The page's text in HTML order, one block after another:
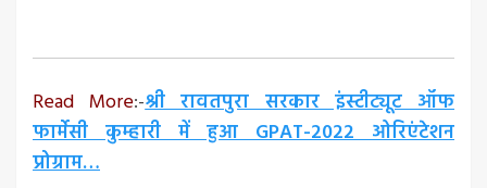
Read More:-श्री रावतपुरा सरकार इंस्टीट्यूट ऑफ
फार्मेसी कुम्हारी में हुआ GPAT-2022 ओरिएंटेशन
प्रोग्राम…